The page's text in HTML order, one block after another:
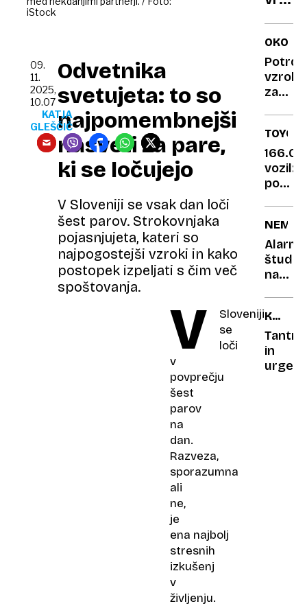
iStock
Odvetnika
svetujeta: to so
najpomembnejši
nasveti za pare,
ki se ločujejo
V Sloveniji se vsak dan loči
šest parov. Strokovnjaka
pojasnjujeta, kateri so
najpogostejši vzroki in kako
postopek izpeljati s čim več
spoštovanja.
09.
11.
2025,
10.07
KATJA
GLEŠČIČ
V
Sloveniji
se
loči
v
povprečju
šest
parov
na
dan.
Razveza,
sporazumna
ali
ne,
je
ena najbolj
stresnih
izkušenj
v
življenju.
lažni
skok
in
druge
po
50
letih
OKOLJE
Potrdili
vzrok
za
Voda
kot
TOYOTA
vozil:
zloma
nasilje
za
skoraj
150
KAJA
Tantra
in